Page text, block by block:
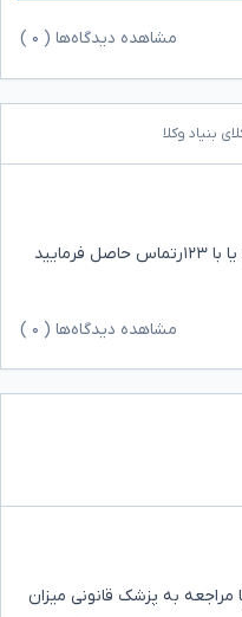
مشاهده دیدگاه‌ها ( ۰
بنیاد وکلا
مشاهده دیدگاه‌ها ( ۰
مراجعه به پزشک قانونی میزان